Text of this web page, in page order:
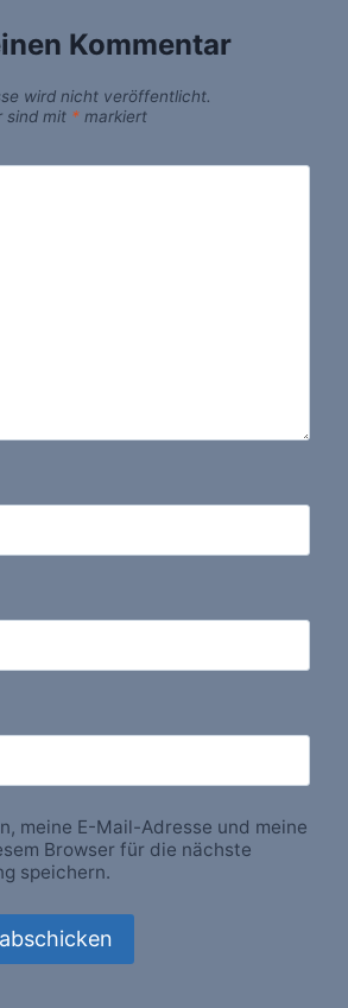
Kommentar
wird nicht veröffentlicht.
sind mit * markiert
meine E-Mail-Adresse und meine
Browser für die nächste
speichern.